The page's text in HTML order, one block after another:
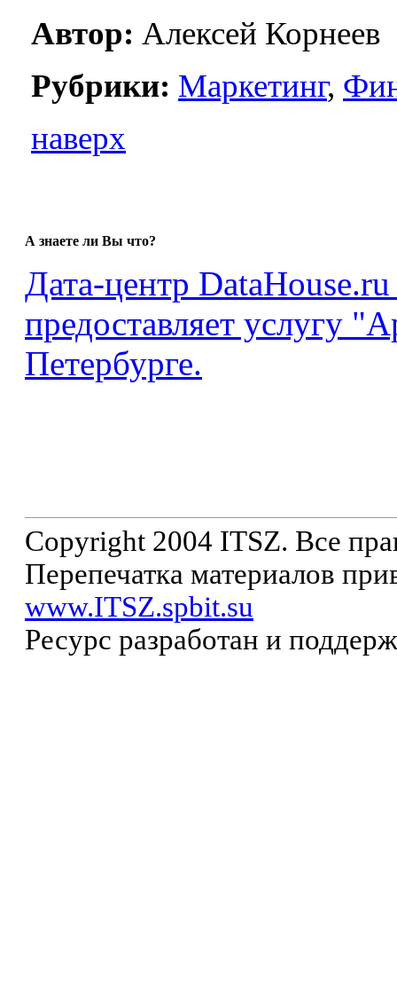
Автор: Алексей Корнеев
Рубрики: Маркетинг,
наверх
А знаете ли Вы что?
Дата-центр
предоставляет услугу
Петербурге.
Copyright 2004 ITSZ. Все
Перепечатка материалов
www.ITSZ.spbit.su
Ресурс разработан и